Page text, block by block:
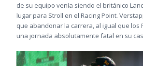
de su equipo venía siendo el británico
lugar para Stroll en el Racing Point.
que abandonar la carrera, al igual que los
una jornada absolutamente fatal en su